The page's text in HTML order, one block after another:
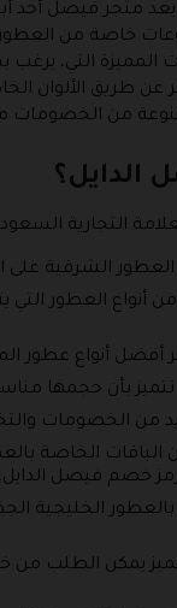
متجر فيصل أحد
خاصة من العطور
التي، يرغب
عن طريق الألوان
من الخصومات
الدايل؟
التجارية
العطور الشرقية
أنواع العطور
أفضل أنواع
بأن حجمها
من الخصومات
الباقات الخاصة
خصم فيصل الدايل.
الخليجية
يمكن الطلب من